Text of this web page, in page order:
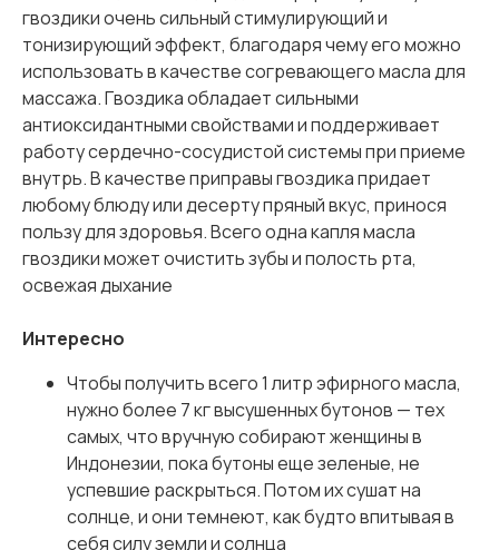
гвоздики очень сильный стимулирующий и
тонизирующий эффект, благодаря чему его можно
использовать в качестве согревающего масла для
массажа. Гвоздика обладает сильными
антиоксидантными свойствами и поддерживает
работу сердечно-сосудистой системы при приеме
внутрь. В качестве приправы гвоздика придает
любому блюду или десерту пряный вкус, принося
пользу для здоровья. Всего одна капля масла
гвоздики может очистить зубы и полость рта,
освежая дыхание
Интересно
Чтобы получить всего 1 литр эфирного масла,
нужно более 7 кг высушенных бутонов — тех
самых, что вручную собирают женщины в
Индонезии, пока бутоны еще зеленые, не
успевшие раскрыться. Потом их сушат на
солнце, и они темнеют, как будто впитывая в
себя силу земли и солнца